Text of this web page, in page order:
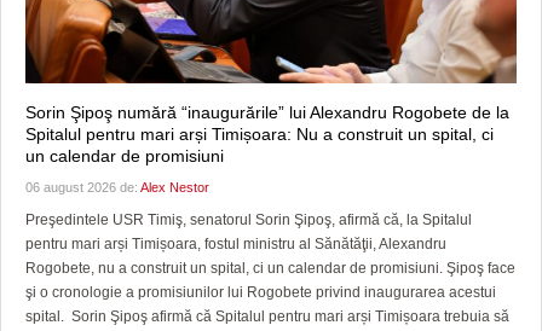
Sorin Şipoş numără “inaugurările” lui Alexandru Rogobete de la
Spitalul pentru mari arși Timișoara: Nu a construit un spital, ci
un calendar de promisiuni
06 august 2026 de: Alex Nestor
Preşedintele USR Timiş, senatorul Sorin Şipoş, afirmă că, la Spitalul
pentru mari arși Timișoara, fostul ministru al Sănătăţii, Alexandru
Rogobete, nu a construit un spital, ci un calendar de promisiuni. Şipoş face
şi o cronologie a promisiunilor lui Rogobete privind inaugurarea acestui
spital. Sorin Şipoş afirmă că Spitalul pentru mari arși Timișoara trebuia să